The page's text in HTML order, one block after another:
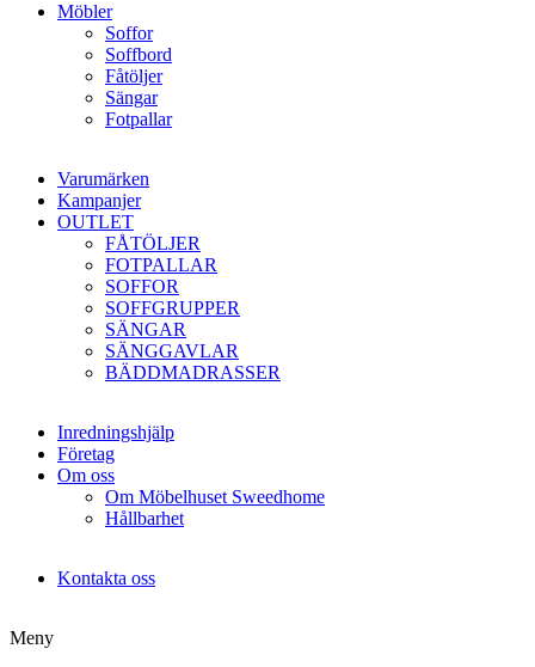
Möbler
Soffor
Soffbord
Fåtöljer
Sängar
Fotpallar
Varumärken
Kampanjer
OUTLET
FÅTÖLJER
FOTPALLAR
SOFFOR
SOFFGRUPPER
SÄNGAR
SÄNGGAVLAR
BÄDDMADRASSER
Inredningshjälp
Företag
Om oss
Om Möbelhuset Sweedhome
Hållbarhet
Kontakta oss
Meny